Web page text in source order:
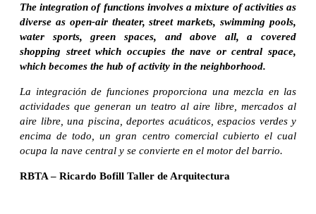
The integration of functions involves a mixture of activities as
diverse as open-air theater, street markets, swimming pools,
water sports, green spaces, and above all, a covered
shopping street which occupies the nave or central space,
which becomes the hub of activity in the neighborhood.
La integración de funciones proporciona una mezcla en las
actividades que generan un teatro al aire libre, mercados al
aire libre, una piscina, deportes acuáticos, espacios verdes y
encima de todo, un gran centro comercial cubierto el cual
ocupa la nave central y se convierte en el motor del barrio.
RBTA – Ricardo Bofill Taller de Arquitectura